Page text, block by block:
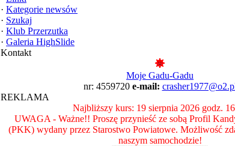
· Kategorie newsów
· Szukaj
· Klub Przerzutka
· Galeria HighSlide
Kontakt
Moje Gadu-Gadu
nr: 4559720 e-mail:
REKLAMA
Najbliższy kurs: 19 sierpnia 2026 godz.
UWAGA - Ważne!! Proszę przynieść ze sobą Profil
(PKK) wydany przez Starostwo Powiatowe. Możliwość
naszym samochodzie!